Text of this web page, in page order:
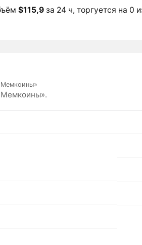
$115,9за 24 ч, торгуется на 0